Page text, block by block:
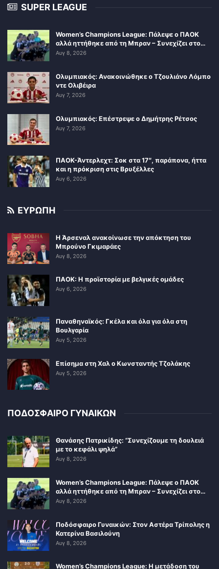
SUPER LEAGUE
Women’s Champions League: Πάλεψε ο ΠΑΟΚ
αλλά ηττήθηκε από τη Μπραν – Συνεχίζει στο…
Αυγ 8, 2026
Ολυμπιακός: Ανακοινώθηκε ο Τζουλιάνο Λόμπο
ντε Ολιβέιρα
Αυγ 7, 2026
Ολυμπιακός: Επέστρεψε ο Δημήτρης Ρέτσος
Αυγ 7, 2026
ΠΑΟΚ-Άντερλεχτ: Σοκ στα 17″, παράπονα, ήττα
και η πρόκριση στις Βρυξέλλες
Αυγ 6, 2026
ΕΥΡΩΠΗ
Η Άρσεναλ ανακοίνωσε την απόκτηση του
Μπρούνο Γκιμαράες
Αυγ 8, 2026
ΠΑΟΚ: Η προϊστορία με βελγικές ομάδες
Αυγ 6, 2026
Παναθηναϊκός: Γκέλα και όλα για όλα στη
Βουλγαρία
Αυγ 5, 2026
Επίσημα στη Χαλ ο Κωνσταντής Τζολάκης
Αυγ 5, 2026
ΠΟΔΟΣΦΑΙΡΟ ΓΥΝΑΙΚΩΝ
Θανάσης Πατρικίδης: “Συνεχίζουμε τη δουλειά
με το κεφάλι ψηλά”
Αυγ 8, 2026
Women’s Champions League: Πάλεψε ο ΠΑΟΚ
αλλά ηττήθηκε από τη Μπραν – Συνεχίζει στο…
Αυγ 8, 2026
Ποδόσφαιρο Γυναικών: Στον Αστέρα Τρίπολης η
Κατερίνα Βασιλούνη
Αυγ 8, 2026
Women’s Champions League: Η μετάδοση του